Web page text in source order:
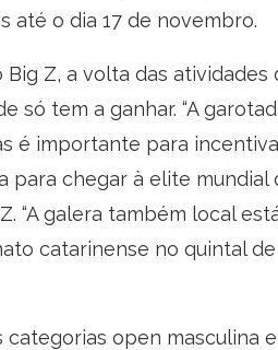
até o dia 17 de novembro.
Z, a volta das atividades
só tem a ganhar. “A
é importante para
chegar à elite mundial
“A galera também local
catarinense no quintal de
open masculina